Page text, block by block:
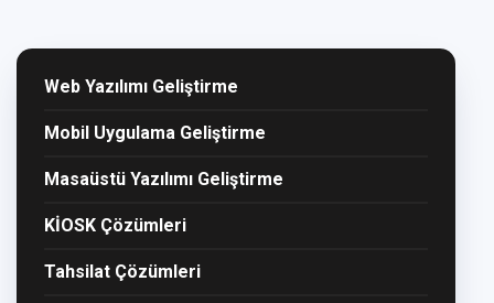
Web Yazılımı Geliştirme
Mobil Uygulama Geliştirme
Masaüstü Yazılımı Geliştirme
KİOSK Çözümleri
Tahsilat Çözümleri